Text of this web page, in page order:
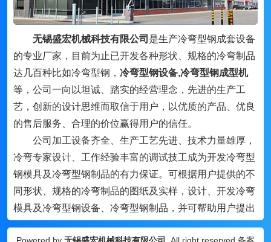
无锡盛宏机械科技有限公司 是生产冷弯型钢成套设备
的专业厂家，目前为止已开发各种形状、规格的冷弯制品
达几百种比如冷弯型钢， 冷弯型钢设备,冷弯型钢成型机
等，公司一向以坦诚、踏实的经营理念，先进的生产工
艺，创新的设计思维而取信于用户，以优质的产品、优良
的售后服务、合理的价位赢得用户的信任。
公司加工设备齐全、生产工艺先进、技术力量雄厚，
冷弯专家设计、工作经验丰富的调试技工成为开发冷弯型
钢模具及冷弯型钢制品的有力保证。可根据用户提供的不
同形状、规格的冷弯制品的图纸及实样，设计、开发冷弯
模具及冷弯型钢设备、冷弯型钢制品，并可帮助用户提出